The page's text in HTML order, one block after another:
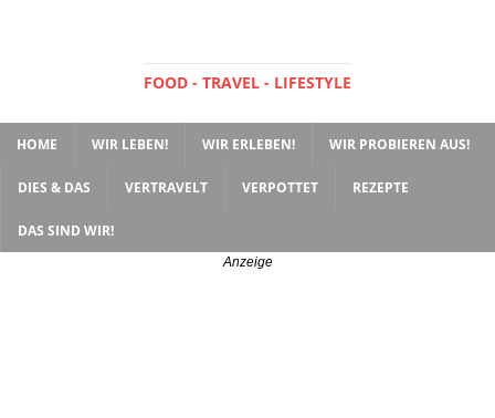
FOOD - TRAVEL - LIFESTYLE
HOME WIR LEBEN! WIR ERLEBEN! WIR PROBIEREN AUS!
DIES & DAS VERTRAVELT VERPOTTET REZEPTE
DAS SIND WIR!